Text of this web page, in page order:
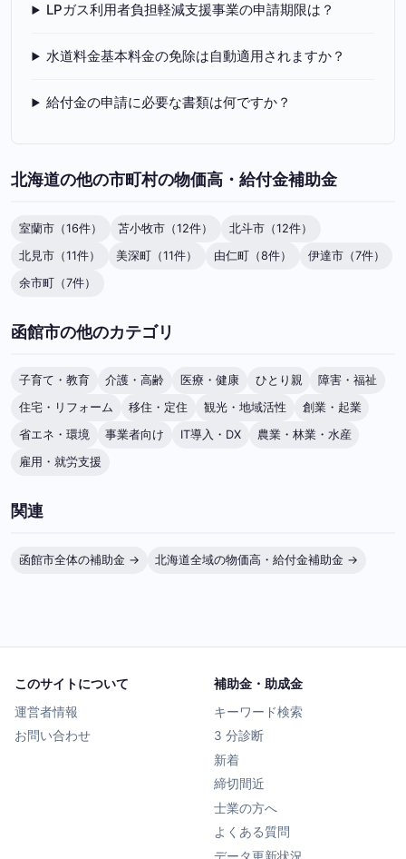
LPガス利用者負担軽減支援事業の申請期限は？
水道料金基本料金の免除は自動適用されますか？
給付金の申請に必要な書類は何ですか？
北海道の他の市町村の物価高・給付金補助金
室蘭市（16件） 苫小牧市（12件）
北斗市（12件）
北見市（11件）
美深町（11件） 由仁町（8件）
伊達市（7件）
余市町（7件）
函館市の他のカテゴリ
子育て・教育 介護・高齢 医療・健康 ひとり親
障害・福祉
住宅・リフォーム
移住・定住 観光・地域活性
創業・起業
省エネ・環境
事業者向け IT導入・DX
農業・林業・水産
雇用・就労支援
関連
函館市全体の補助金 → 北海道全域の物価高・給付金補助金 →
このサイトについて
運営者情報
お問い合わせ
補助金・助成金
キーワード検索
3 分診断
新着
締切間近
士業の方へ
よくある質問